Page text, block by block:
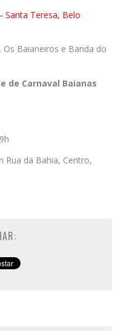
Santa Teresa, Belo
Baianeiros e Banda do
de Carnaval Baianas
Rua da Bahia, Centro,